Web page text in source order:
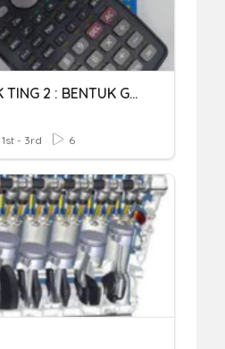
MATEMATIK TING 2 : BENTUK GEOMETRI 3D-Cikgu Hani
1st - 3rd 6